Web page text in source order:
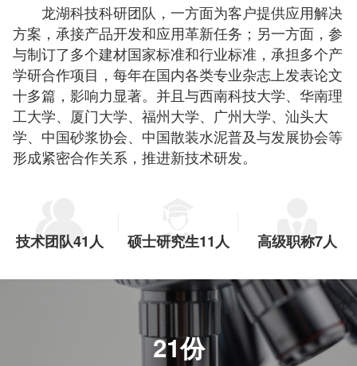
龙湖科技科研团队，一方面为客户提供应用解决
方案，承接产品开发和应用革新任务；另一方面，参
与制订了多个建材国家标准和行业标准，承担多个产
学研合作项目，每年在国内各类专业杂志上发表论文
十多篇，影响力显著。并且与西南科技大学、华南理
工大学、厦门大学、福州大学、广州大学、汕头大
学、中国砂浆协会、中国散装水泥普及与发展协会等
形成紧密合作关系，推进新技术研发。
技术团队41人 硕士研究生11人 高级职称7人
21份